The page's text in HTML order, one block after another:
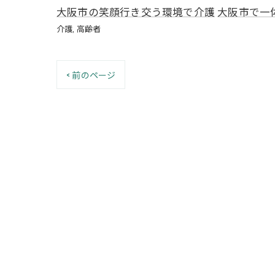
大阪市の笑顔行き交う環境で介護 大阪市で一
介護 高齢者
< 前のページ